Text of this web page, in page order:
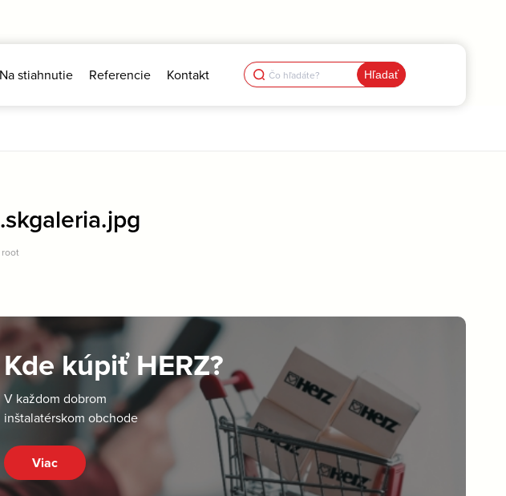
Na stiahnutie Referencie Kontakt Search
for:
root
Kde kúpiť HERZ?
V každom dobrom
inštalatérskom obchode
Viac